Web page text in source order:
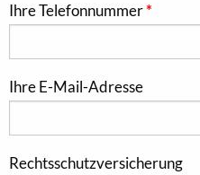
Ihre Telefonnummer
Ihre E-Mail-Adresse
Rechtsschutzversicherung